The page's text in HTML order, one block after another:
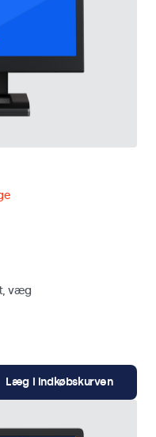
væg
Læg i indkøbskurven